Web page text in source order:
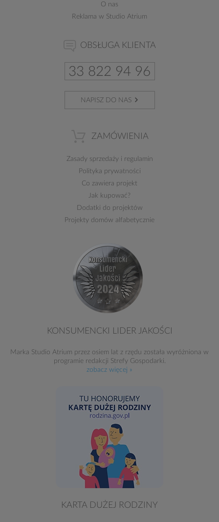
O nas
Reklama w Studio Atrium
OBSŁUGA KLIENTA
33 822 94 96
NAPISZ DO NAS
ZAMÓWIENIA
Zasady sprzedażyi regulamin
Polityka prywatności
Co zawiera projekt
Jak kupować?
Dodatki do projektów
Projekty domów alfabetycznie
KONSUMENCKI LIDER JAKOŚCI
Marka Studio Atrium przez osiem lat z rzędu została wyróżniona w
programie redakcji Strefy Gospodarki.
zobacz więcej »
KARTA DUŻEJ RODZINY